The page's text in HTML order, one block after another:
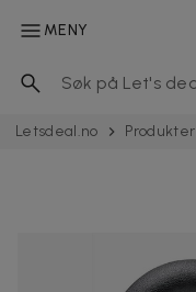
MENY
Letsdeal.no Produkter